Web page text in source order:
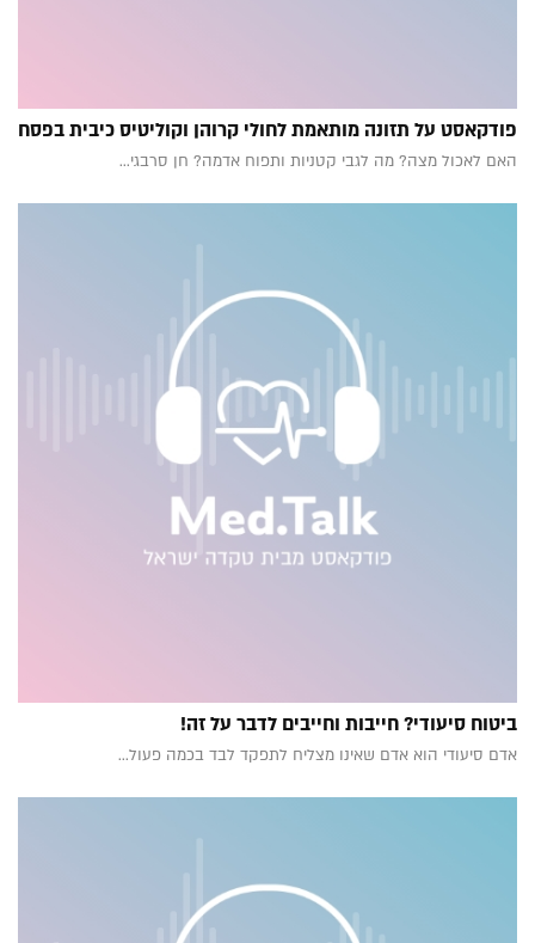
פודקאסט על תזונה מותאמת לחולי קרוהן וקוליטיס כיבית בפסח
האם לאכול מצה? מה לגבי קטניות ותפוח אדמה? חן סרבגי...
ביטוח סיעודי? חייבות וחייבים לדבר על זה!
אדם סיעודי הוא אדם שאינו מצליח לתפקד לבד בכמה פעול...